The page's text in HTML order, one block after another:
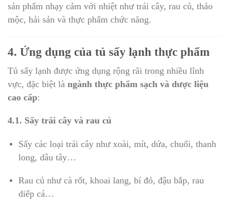
sản phẩm nhạy cảm với nhiệt như trái cây, rau củ, thảo
mộc, hải sản và thực phẩm chức năng.
4. Ứng dụng của tủ sấy lạnh thực phẩm
Tủ sấy lạnh được ứng dụng rộng rãi trong nhiều lĩnh
vực, đặc biệt là ngành thực phẩm sạch và dược liệu
cao cấp:
4.1. Sấy trái cây và rau củ
Sấy các loại trái cây như xoài, mít, dứa, chuối, thanh
long, dâu tây…
Rau củ như cà rốt, khoai lang, bí đỏ, đậu bắp, rau
diếp cá…